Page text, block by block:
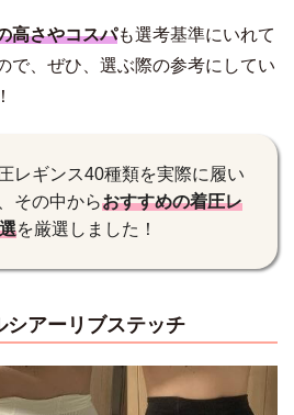
高さやコスパも選考基準にいれて
で、ぜひ、選ぶ際の参考にしてい
レギンス40種類を実際に履い
その中からおすすめの着圧レ
を厳選しました！
シアーリブステッチ